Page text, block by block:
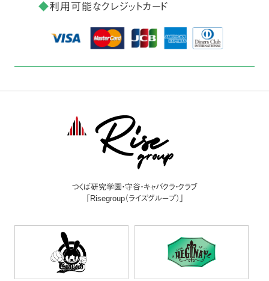
◆利用可能なクレジットカード
つくば研究学園・守谷・キャバクラ・クラブ
「Risegroup（ライズグループ）」